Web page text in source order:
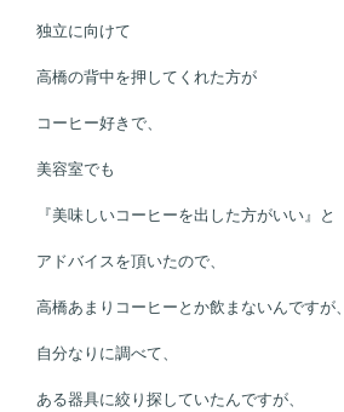
独立に向けて
高橋の背中を押してくれた方が
コーヒー好きで、
美容室でも
『美味しいコーヒーを出した方がいい』と
アドバイスを頂いたので、
高橋あまりコーヒーとか飲まないんですが、
自分なりに調べて、
ある器具に絞り探していたんですが、